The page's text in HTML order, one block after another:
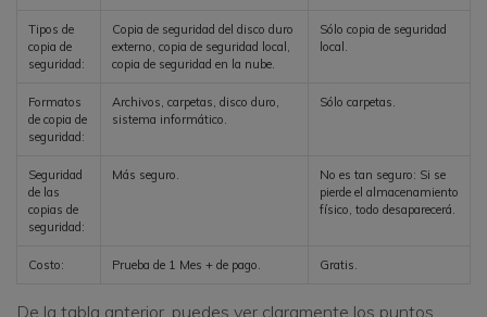
Tipos de
copia de
seguridad:
Copia de seguridad del disco duro
externo, copia de seguridad local,
copia de seguridad en la nube.
Sólo copia de seguridad
local.
Formatos
de copia de
seguridad:
Archivos, carpetas, disco duro,
sistema informático.
Sólo carpetas.
Seguridad
de las
copias de
seguridad:
Más seguro.
No es tan seguro: Si se
pierde el almacenamiento
físico, todo desaparecerá.
Costo: Prueba de 1 Mes + de pago. Gratis.
De la tabla anterior, puedes ver claramente los puntos